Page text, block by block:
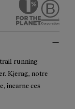
running
Kjerag, notre
incarne ces